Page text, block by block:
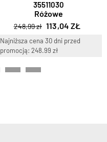
35511030
Różowe
248,99 zł 113,04 ZŁ
Najniższa cena 30 dni przed
promocją: 248.99 zł